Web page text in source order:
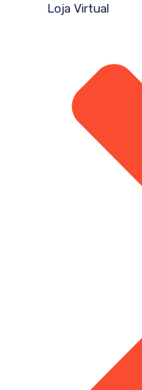
Loja Virtual